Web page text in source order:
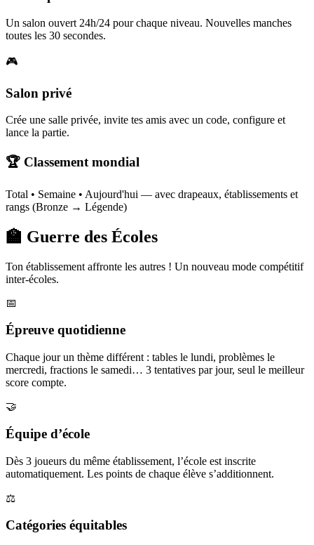
Un salon ouvert 24h/24 pour chaque niveau. Nouvelles manches
toutes les 30 secondes.
🎮
Salon privé
Crée une salle privée, invite tes amis avec un code, configure et
lance la partie.
🏆 Classement mondial
Total • Semaine • Aujourd'hui — avec drapeaux, établissements et
rangs (Bronze → Légende)
🏫 Guerre des Écoles
Ton établissement affronte les autres ! Un nouveau mode compétitif
inter-écoles.
📅
Épreuve quotidienne
Chaque jour un thème différent : tables le lundi, problèmes le
mercredi, fractions le samedi… 3 tentatives par jour, seul le meilleur
score compte.
🤝
Équipe d’école
Dès 3 joueurs du même établissement, l’école est inscrite
automatiquement. Les points de chaque élève s’additionnent.
⚖️
Catégories équitables